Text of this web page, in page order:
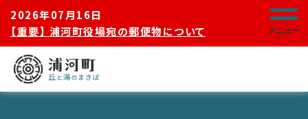
2026年07月16日
【重要】 浦河町役場宛の郵便物について
メニュー